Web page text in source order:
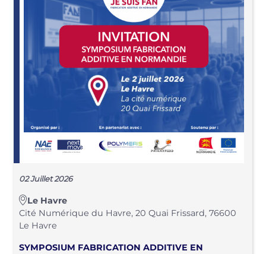
02 Juillet 2026
Le Havre
Cité Numérique du Havre, 20 Quai Frissard, 76600
Le Havre
SYMPOSIUM FABRICATION ADDITIVE EN